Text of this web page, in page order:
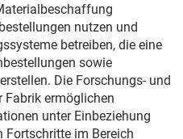
nutzen und
betreiben, die eine
sowie
Die Forschungs- und
Fabrik ermöglichen
unter Einbeziehung
Fortschritte im Bereich